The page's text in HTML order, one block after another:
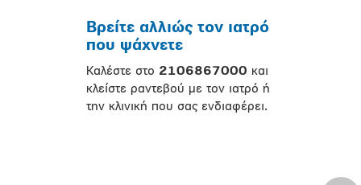
Βρείτε αλλιώς τον ιατρό
που ψάχνετε
Καλέστε στο 2106867000 και
κλείστε ραντεβού με τον ιατρό ή
την κλινική που σας ενδιαφέρει.